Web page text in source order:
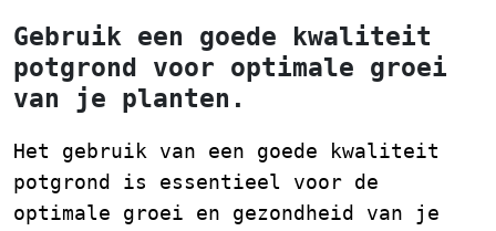
Gebruik een goede kwaliteit
potgrond voor optimale groei
van je planten.
Het gebruik van een goede kwaliteit
potgrond is essentieel voor de
optimale groei en gezondheid van je